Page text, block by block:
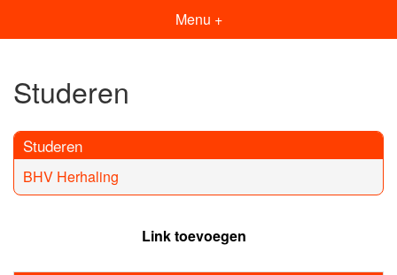
Menu +
Studeren
Studeren
BHV Herhaling
Link toevoegen